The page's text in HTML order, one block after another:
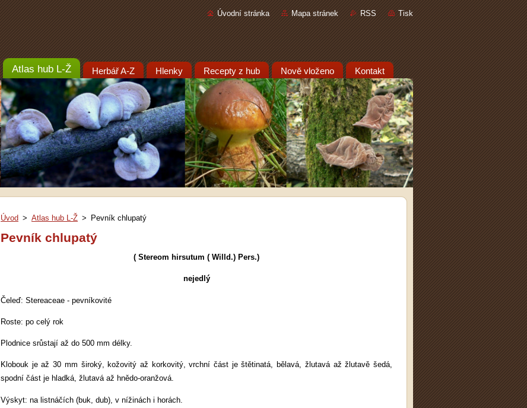
Úvodní stránka Mapa stránek RSS Tisk
Atlas hub L-Ž Herbář A-Z Hlenky Recepty z hub Nově vloženo Kontakt
Úvod > Atlas hub L-Ž > Pevník chlupatý
Pevník chlupatý
( Stereom hirsutum ( Willd.) Pers.)
nejedlý
Čeleď: Stereaceae - pevníkovité
Roste: po celý rok
Plodnice srůstají až do 500 mm délky.
Klobouk je až 30 mm široký, kožovitý až korkovitý, vrchní část je štětinatá, bělavá, žlutavá až žlutavě šedá,
spodní část je hladká, žlutavá až hnědo-oranžová.
Výskyt: na listnáčích (buk, dub), v nížinách i horách.